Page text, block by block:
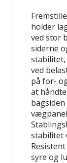
holder
ved stor
siderne
ved
på for-
at
stabilitet
syre og